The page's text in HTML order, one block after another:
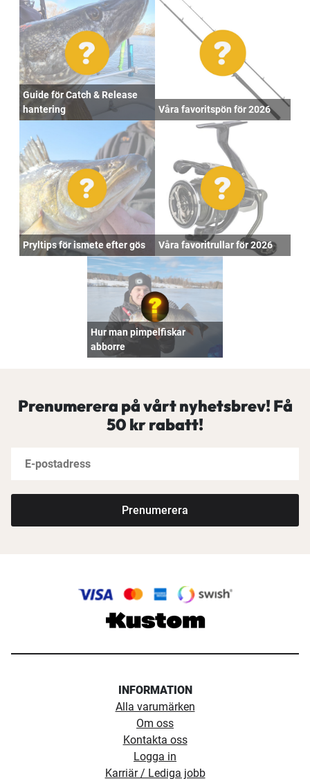
Guide för Catch & Release
hantering
Våra favoritspön för 2026
Pryltips för ismete efter gös Våra favoritrullar för 2026
Hur man pimpelfiskar
abborre
Prenumerera på vårt nyhetsbrev! Få
50 kr rabatt!
Prenumerera
INFORMATION
Alla varumärken
Om oss
Kontakta oss
Logga in
Karriär / Lediga jobb